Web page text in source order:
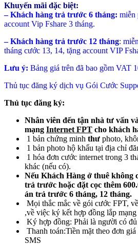
Khuyến mãi đặc biệt:
–Khách hàng trả trước 6 tháng: miễn
account Vip Fshare 3 tháng.
–Khách hàng trả trước 12 tháng:
tháng cước 13, 14, tặng account VIP
Lưu ý: Bảng giá trên đã bao gồm VAT
Thủ tục đăng ký dịch vụ Gói Cước
Thủ tục đăng ký:
Nhân viên đến tận nhà tư vấn
mạng Internet FPT cho khách
1 bản chứng minh thư photo,
1 bản photo hộ khẩu tại địa chỉ
1 hóa đơn cước internet trong 3
khác (nếu có).
Nếu Khách Hàng ở thuê không
trả trước hoặc đặt cọc thêm
án trả trước 6 tháng, 12 tháng.
Mọi thắc mắc về gói cước FPT,
,về việc ký kết hợp đồng lắp mạng
Ký hợp đồng: Phải là người có
Thanh toán:Tiền mặt theo đơn
SMS